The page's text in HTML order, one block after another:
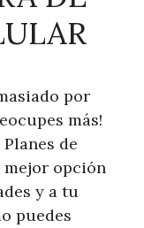
por
más!
de
opción
y a tu
puedes